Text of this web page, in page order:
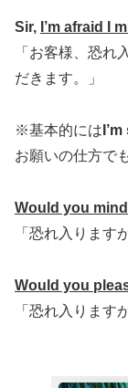
Sir, I’m afraid I
「お客様、恐れ
だきます。」
※基本的には
お願いの仕方で
Would you mind
「恐れ入ります
Would you
「恐れ入ります